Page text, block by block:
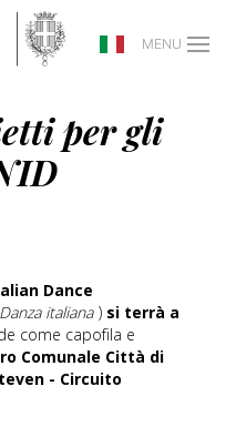
MENU
per gli
Dance
italiana ) si terrà a
come capofila e
Comunale Città di
- Circuito